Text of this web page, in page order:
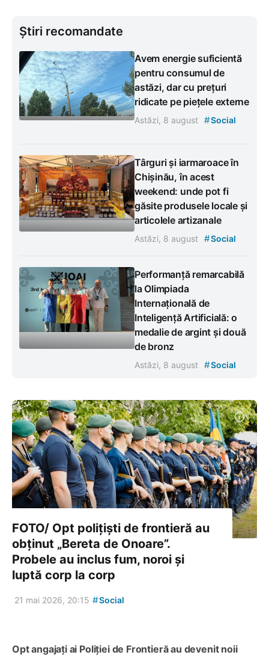
Știri recomandate
Avem energie suficientă
pentru consumul de
astăzi, dar cu prețuri
ridicate pe piețele externe
Astăzi, 8 august #Social
Târguri și iarmaroace în
Chișinău, în acest
weekend: unde pot fi
găsite produsele locale și
articolele artizanale
Astăzi, 8 august #Social
Performanță remarcabilă
la Olimpiada
Internațională de
Inteligență Artificială: o
medalie de argint și două
de bronz
Astăzi, 8 august #Social
FOTO/ Opt polițiști de frontieră au
obținut „Bereta de Onoare”.
Probele au inclus fum, noroi și
luptă corp la corp
21 mai 2026, 20:15 #Social
Opt angajați ai Poliției de Frontieră au devenit noii